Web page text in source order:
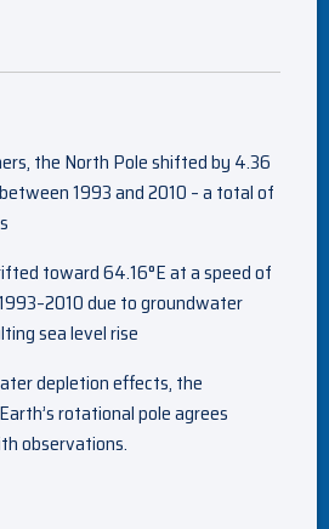
the North Pole shifted by 4.36
1993 and 2010 – a total of
toward 64.16°E at a speed of
due to groundwater
sea level rise
depletion effects, the
rotational pole agrees
observations.